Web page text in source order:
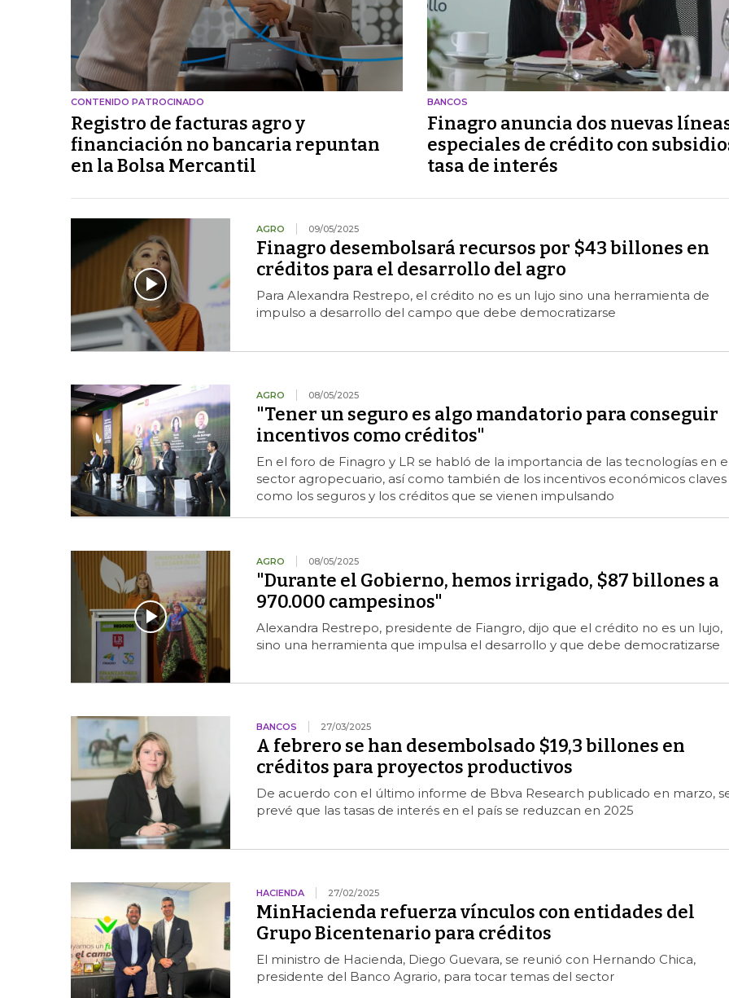
CONTENIDO PATROCINADO
Registro de facturas agro y
financiación no bancaria repuntan
en la Bolsa Mercantil
BANCOS
Finagro anuncia dos nuevas
especiales de crédito con
tasa de interés
AGRO 09/05/2025
Finagro desembolsará recursos por $43 billones en
créditos para el desarrollo del agro
Para Alexandra Restrepo, el crédito no es un lujo sino una herramienta de
impulso a desarrollo del campo que debe democratizarse
AGRO 08/05/2025
"Tener un seguro es algo mandatorio para conseguir
incentivos como créditos"
En el foro de Finagro y LR se habló de la importancia de las tecnologías en
sector agropecuario, así como también de los incentivos económicos claves
como los seguros y los créditos que se vienen impulsando
AGRO 08/05/2025
"Durante el Gobierno, hemos irrigado, $87 billones a
970.000 campesinos"
Alexandra Restrepo, presidente de Fiangro, dijo que el crédito no es un lujo,
sino una herramienta que impulsa el desarrollo y que debe democratizarse
BANCOS 27/03/2025
A febrero se han desembolsado $19,3 billones en
créditos para proyectos productivos
De acuerdo con el último informe de Bbva Research publicado en marzo,
prevé que las tasas de interés en el país se reduzcan en 2025
HACIENDA 27/02/2025
MinHacienda refuerza vínculos con entidades del
Grupo Bicentenario para créditos
El ministro de Hacienda, Diego Guevara, se reunió con Hernando Chica,
presidente del Banco Agrario, para tocar temas del sector